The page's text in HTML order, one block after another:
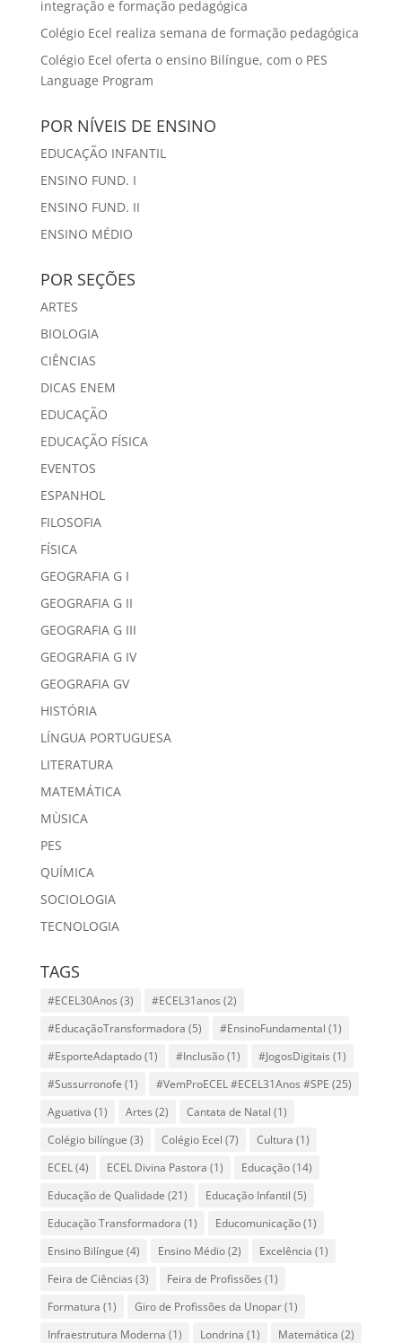
integração e formação pedagógica
Colégio Ecel realiza semana de formação pedagógica
Colégio Ecel oferta o ensino Bilíngue, com o PES
Language Program
POR NÍVEIS DE ENSINO
EDUCAÇÃO INFANTIL
ENSINO FUND. I
ENSINO FUND. II
ENSINO MÉDIO
POR SEÇÕES
ARTES
BIOLOGIA
CIÊNCIAS
DICAS ENEM
EDUCAÇÃO
EDUCAÇÃO FÍSICA
EVENTOS
ESPANHOL
FILOSOFIA
FÍSICA
GEOGRAFIA G I
GEOGRAFIA G II
GEOGRAFIA G III
GEOGRAFIA G IV
GEOGRAFIA GV
HISTÓRIA
LÍNGUA PORTUGUESA
LITERATURA
MATEMÁTICA
MÙSICA
PES
QUÍMICA
SOCIOLOGIA
TECNOLOGIA
TAGS
#ECEL30Anos (3) #ECEL31anos (2)
#EducaçãoTransformadora (5) #EnsinoFundamental (1)
#EsporteAdaptado(1) #Inclusão(1) #JogosDigitais (1)
#Sussurronofe (1) #VemProECEL #ECEL31Anos #SPE (25)
Aguativa (1) Artes (2) Cantata de Natal (1)
Colégio bilíngue (3) Colégio Ecel (7) Cultura (1)
ECEL(4) ECEL Divina Pastora (1) Educação(14)
Educação de Qualidade (21) Educação Infantil (5)
Educação Transformadora (1) Educomunicação(1)
Ensino Bilíngue (4) Ensino Médio(2) Excelência (1)
Feira de Ciências (3) Feira de Profissões (1)
Formatura (1) Giro de Profissões da Unopar(1)
Infraestrutura Moderna (1) Londrina (1) Matemática (2)